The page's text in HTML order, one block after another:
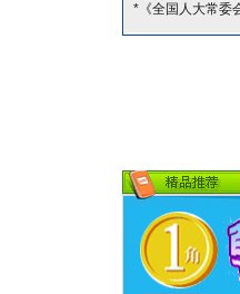
*《全国人大常委